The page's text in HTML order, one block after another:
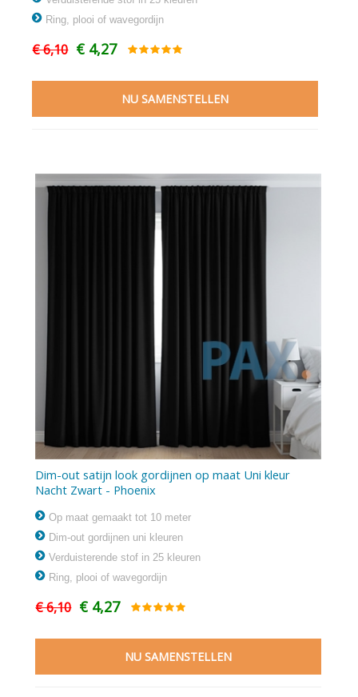
Ring, plooi of wavegordijn
€ 6,10 € 4,27
Dim-out satijn look gordijnen op maat Uni kleur
Nacht Zwart - Phoenix
Op maat gemaakt tot 10 meter
Dim-out gordijnen uni kleuren
Verduisterende stof in 25 kleuren
Ring, plooi of wavegordijn
€ 6,10 € 4,27